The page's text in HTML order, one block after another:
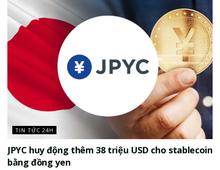
TIN TỨC 24H
JPYC huy động thêm 38 triệu USD cho stablecoin
bằng đồng yen